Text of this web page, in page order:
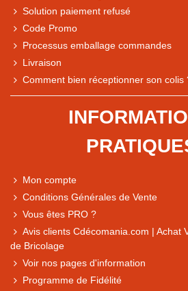
Comparaison des performances du
Solution paiement refusé
Code Promo
Processus emballage commandes
Livraison
Comment bien réceptionner son colis
Mon compte
Conditions Générales de Vente
Vous êtes PRO ?
Avis clients Cdécomania.com | Achat
de Bricolage
Voir nos pages d'information
Programme de Fidélité